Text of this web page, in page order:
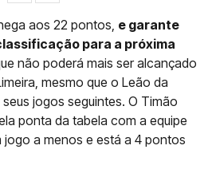
aos 22 pontos, e garante
para a próxima
não poderá mais ser alcançado
mesmo que o Leão da
jogos seguintes. O Timão
ponta da tabela com a equipe
jogo a menos e está a 4 pontos